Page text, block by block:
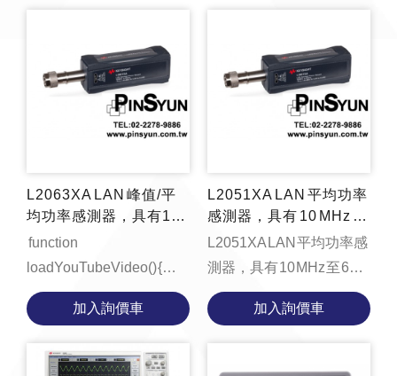
L2063XA LAN 峰值/平
均功率感測器，具有10
MHz to 33 GHz的寬動態
範圍
loadYouTubeVideo() {
const videoContainer =
document.getElementById('video-
container');
videoContainer.innerHTML
加入詢價車
L2051XA LAN 平均功率
感測器，具有 10 MHz 至
6 GHz 的寬動態範圍
L2051XA LAN 平均功率感
測器，具有 10 MHz 至 6
GHz 的寬動態範圍
function
loadYouTubeVideo() {
加入詢價車